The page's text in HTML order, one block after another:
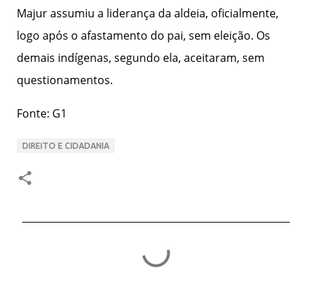
Majur assumiu a liderança da aldeia, oficialmente,
logo após o afastamento do pai, sem eleição. Os
demais indígenas, segundo ela, aceitaram, sem
questionamentos.
Fonte: G1
DIREITO E CIDADANIA